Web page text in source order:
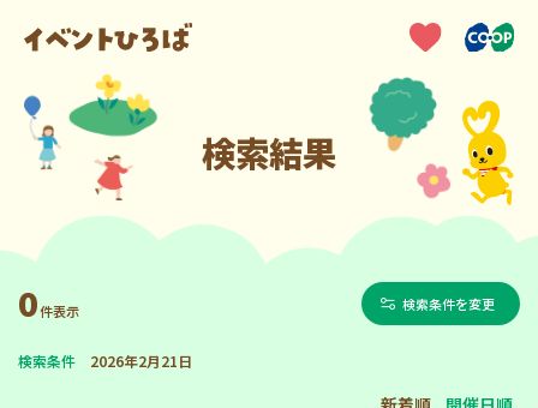
検索結果
0件表示 検索条件を変更
検索条件 2026年2月21日